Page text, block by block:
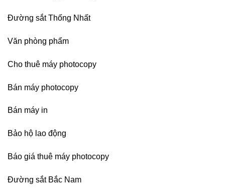
Đường sắt Thống Nhất
Văn phòng phẩm
Cho thuê máy photocopy
Bán máy photocopy
Bán máy in
Bảo hộ lao động
Báo giá thuê máy photocopy
Đường sắt Bắc Nam